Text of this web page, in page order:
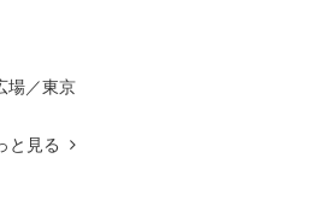
場／東京
と見る